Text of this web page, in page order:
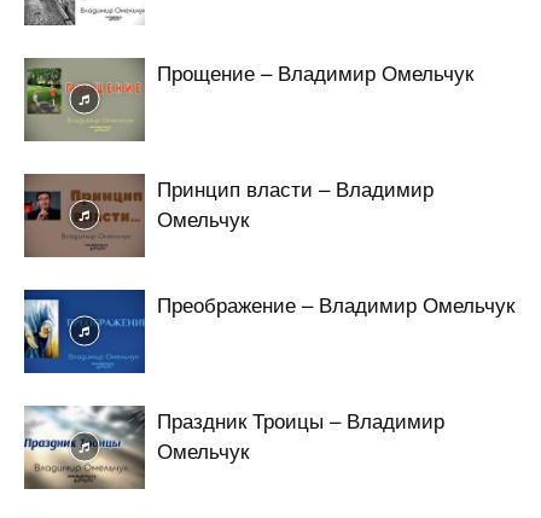
Прощение – Владимир Омельчук
Принцип власти – Владимир
Омельчук
Преображение – Владимир Омельчук
Праздник Троицы – Владимир
Омельчук